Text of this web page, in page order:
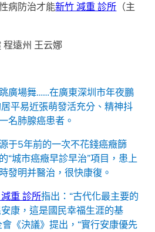
病防治才能新竹 減重 診所 （主
程遠州 王云娜
廣場舞……在廣東深圳市年夜鵬
平易近張萌發活充分、精神抖
名肺腺癌患者。
于5年前的一次不花錢癌癥篩
“城市癌癥早診早治”項目，患上
發明并醫治，很快康復。
重 診所指出：“古代化最主要的
康，這是國民幸福生涯的基
《決議》提出，“實行安康優先